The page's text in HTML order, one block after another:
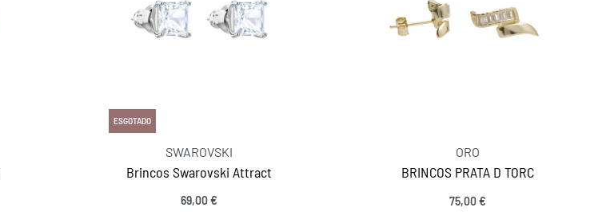
ESGOTADO
SWAROVSKI
Brincos Swarovski Attract
69,00€
ORO
BRINCOS PRATA D TORC
75,00€